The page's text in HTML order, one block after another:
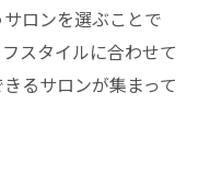
ロンを選ぶことで
スタイルに合わせて
るサロンが集まって